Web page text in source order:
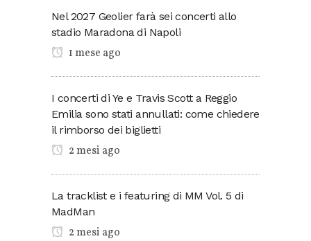
Nel 2027 Geolier farà sei concerti allo
stadio Maradona di Napoli
1 mese ago
I concerti di Ye e Travis Scott a Reggio
Emilia sono stati annullati: come chiedere
il rimborso dei biglietti
2 mesi ago
La tracklist e i featuring di MM Vol. 5 di
MadMan
2 mesi ago